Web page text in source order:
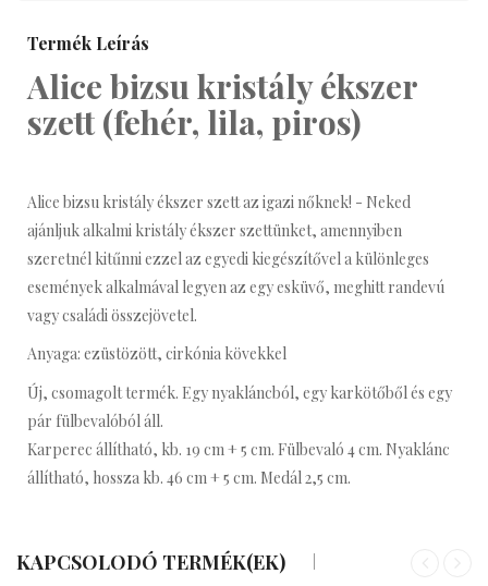
Termék Leírás
Alice bizsu kristály ékszer
szett (fehér, lila, piros)
Alice bizsu kristály ékszer szett az igazi nőknek! - Neked
ajánljuk alkalmi kristály ékszer szettünket, amennyiben
szeretnél kitűnni ezzel az egyedi kiegészítővel a különleges
események alkalmával legyen az egy esküvő, meghitt randevú
vagy családi összejövetel.
Anyaga: ezüstözött, cirkónia kövekkel
Új, csomagolt termék. Egy nyakláncból, egy karkötőből és egy
pár fülbevalóból áll.
Karperec állítható, kb. 19 cm + 5 cm. Fülbevaló 4 cm. Nyaklánc
állítható, hossza kb. 46 cm + 5 cm. Medál 2,5 cm.
KAPCSOLODÓ TERMÉK(EK)